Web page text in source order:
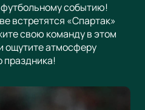
событию!
встретятся «Спартак»
свою команду в этом
ощутите атмосферу
праздника!